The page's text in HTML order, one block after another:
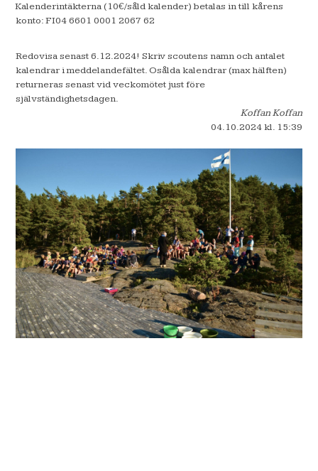
Kalenderintäkterna (10€/såld kalender) betalas in till kårens
konto: FI04 6601 0001 2067 62
Redovisa senast 6.12.2024! Skriv scoutens namn och antalet
kalendrar i meddelandefältet. Osålda kalendrar (max hälften)
returneras senast vid veckomötet just före
självständighetsdagen.
Koffan Koffan
04.10.2024kl. 15:39